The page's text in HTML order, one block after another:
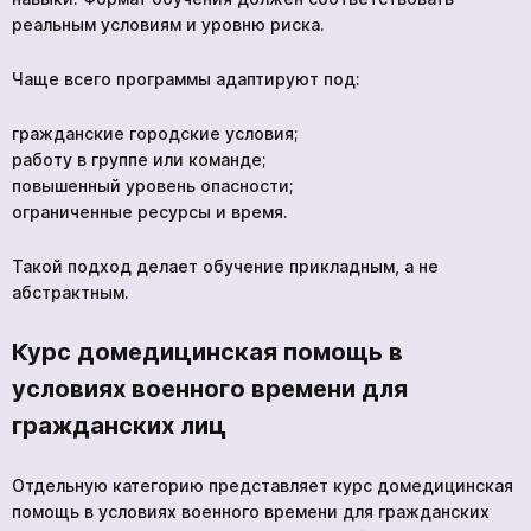
реальным условиям и уровню риска.
Чаще всего программы адаптируют под:
гражданские городские условия;
работу в группе или команде;
повышенный уровень опасности;
ограниченные ресурсы и время.
Такой подход делает обучение прикладным, а не
абстрактным.
Курс домедицинская помощь в
условиях военного времени для
гражданских лиц
Отдельную категорию представляет курс домедицинская
помощь в условиях военного времени для гражданских